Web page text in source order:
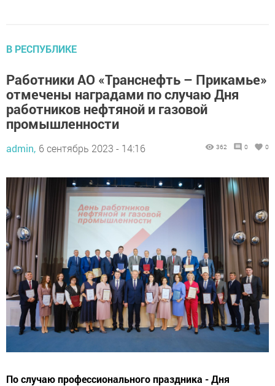
В РЕСПУБЛИКЕ
Работники АО «Транснефть – Прикамье»
отмечены наградами по случаю Дня
работников нефтяной и газовой
промышленности
admin, 6 сентябрь 2023 - 14:16 362 0 0
По случаю профессионального праздника - Дня